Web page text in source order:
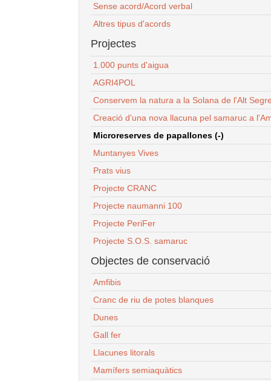
Sense acord/Acord verbal
Altres tipus d'acords
Projectes
1.000 punts d'aigua
AGRI4POL
Conservem la natura a la Solana de l'Alt
Creació d'una nova llacuna pel samaruc a
Microreserves de papallones (-)
Muntanyes Vives
Prats vius
Projecte CRANC
Projecte naumanni 100
Projecte PeriFer
Projecte S.O.S. samaruc
Objectes de conservació
Amfibis
Cranc de riu de potes blanques
Dunes
Gall fer
Llacunes litorals
Mamífers semiaquàtics